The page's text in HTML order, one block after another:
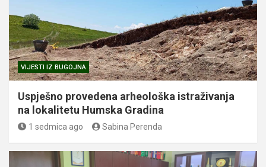
VIJESTI IZ BUGOJNA
Uspješno provedena arheološka istraživanja
na lokalitetu Humska Gradina
1 sedmica ago Sabina Perenda